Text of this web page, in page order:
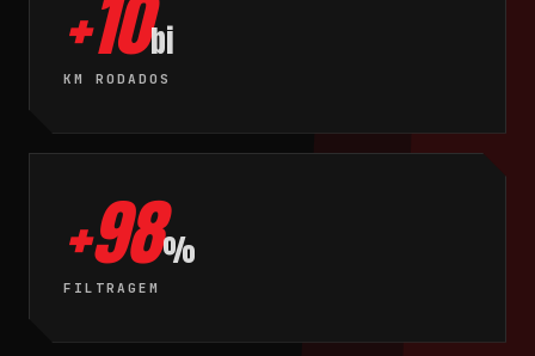
+10bi
KM RODADOS
+98%
FILTRAGEM